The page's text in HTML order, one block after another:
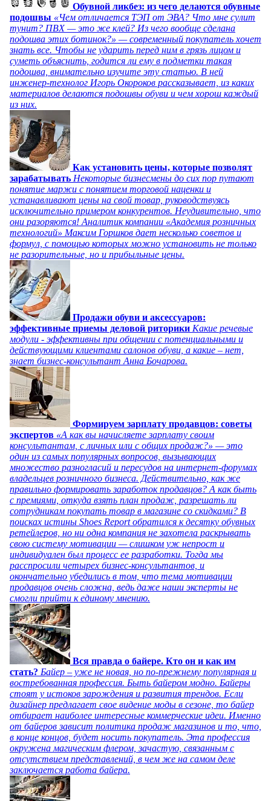
Обувной ликбез: из чего делаются обувные
подошвы «Чем отличается ТЭП от ЭВА? Что мне сулит
тунит? ПВХ — это же клей? Из чего вообще сделана
подошва этих ботинок?» — современный покупатель хочет
знать все. Чтобы не ударить перед ним в грязь лицом и
суметь объяснить, годится ли ему в подметки такая
подошва, внимательно изучите эту статью. В ней
инженер-технолог Игорь Окороков рассказывает, из каких
материалов делаются подошвы обуви и чем хорош каждый
из них.
Как установить цены, которые позволят
зарабатывать Некоторые бизнесмены до сих пор путают
понятие маржи с понятием торговой наценки и
устанавливают цены на свой товар, руководствуясь
исключительно примером конкурентов. Неудивительно, что
они разоряются! Аналитик компании «Академия розничных
технологий» Максим Горшков дает несколько советов и
формул, с помощью которых можно установить не только
не разорительные, но и прибыльные цены.
Продажи обуви и аксессуаров:
эффективные приемы деловой риторики Какие речевые
модули - эффективны при общении с потенциальными и
действующими клиентами салонов обуви, а какие – нет,
знает бизнес-консультант Анна Бочарова.
Формируем зарплату продавцов: советы
экспертов «А как вы начисляете зарплату своим
консультантам, с личных или с общих продаж?» — это
один из самых популярных вопросов, вызывающих
множество разногласий и пересудов на интернет-форумах
владельцев розничного бизнеса. Действительно, как же
правильно формировать заработок продавцов? А как быть
с премиями, откуда взять план продаж, разрешать ли
сотрудникам покупать товар в магазине со скидками? В
поисках истины Shoes Report обратился к десятку обувных
ретейлеров, но ни одна компания не захотела раскрывать
свою систему мотивации — слишком уж непрост и
индивидуален был процесс ее разработки. Тогда мы
расспросили четырех бизнес-консультантов, и
окончательно убедились в том, что тема мотивации
продавцов очень сложна, ведь даже наши эксперты не
смогли прийти к единому мнению.
Вся правда о байере. Кто он и как им
стать? Байер – уже не новая, но по-прежнему популярная и
востребованная профессия. Быть байером модно. Байеры
стоят у истоков зарождения и развития трендов. Если
дизайнер предлагает свое видение моды в сезоне, то байер
отбирает наиболее интересные коммерческие идеи. Именно
от байеров зависит политика продаж магазинов и то, что,
в конце концов, будет носить покупатель. Эта профессия
окружена магическим флером, зачастую, связанным с
отсутствием представлений, в чем же на самом деле
заключается работа байера.